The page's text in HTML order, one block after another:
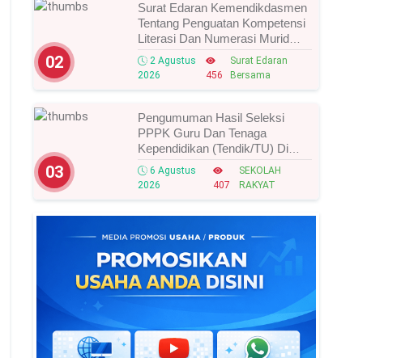
02
Surat Edaran Kemendikdasmen
Tentang Penguatan Kompetensi
Literasi Dan Numerasi Murid
Tahun 2026, Ini Strategi Dan
Alurnya
2 Agustus
2026
456
Surat Edaran
Bersama
03
Pengumuman Hasil Seleksi
PPPK Guru Dan Tenaga
Kependidikan (Tendik/TU) Di
Sekolah Rakyat Tahun 2026
Lingkungan Kementerian Sosial
6 Agustus
2026
407
SEKOLAH
RAKYAT